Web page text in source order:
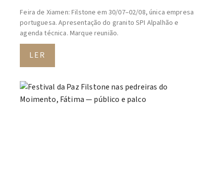
Feira de Xiamen: Filstone em 30/07–02/08, única empresa
portuguesa. Apresentação do granito SPI Alpalhão e
agenda técnica. Marque reunião.
LER